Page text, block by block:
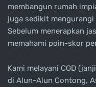
membangun rumah
juga sedikit
Sebelum menerapkan
memahami poin-skor
Kami melayani COD
di Alun-Alun Contong,